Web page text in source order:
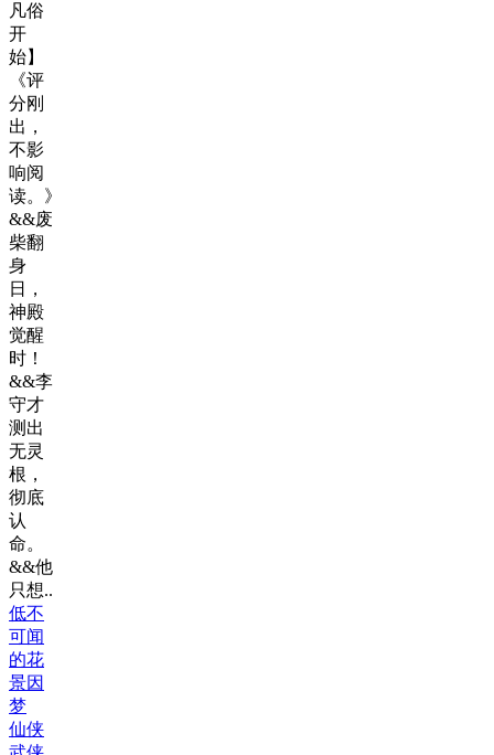
凡俗
开
始】
《评
分刚
出，
不影
响阅
读。》
&&废
柴翻
身
日，
神殿
觉醒
时！
&&李
守才
测出
无灵
根，
彻底
认
命。
&&他
只想..
低不
可闻
的花
景因
梦
仙侠